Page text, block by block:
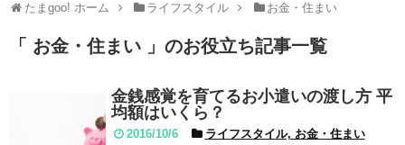
たまgoo! ホーム ライフスタイル お金・住まい
「 お金・住まい 」のお役立ち記事一覧
金銭感覚を育てるお小遣いの渡し方 平
均額はいくら？
2016/10/6 ライフスタイル, お金・住まい